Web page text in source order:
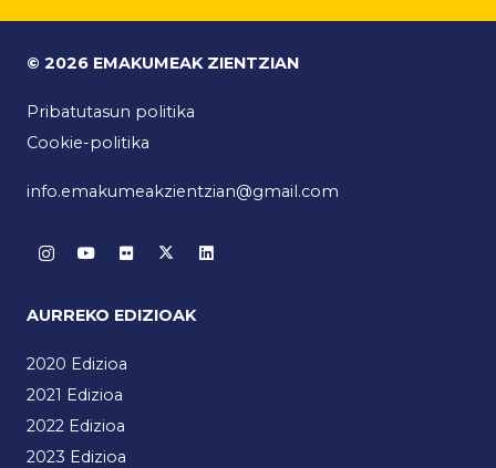
© 2026 EMAKUMEAK ZIENTZIAN
Pribatutasun politika
Cookie-politika
info.emakumeakzientzian@gmail.com
AURREKO EDIZIOAK
2020 Edizioa
2021 Edizioa
2022 Edizioa
2023 Edizioa